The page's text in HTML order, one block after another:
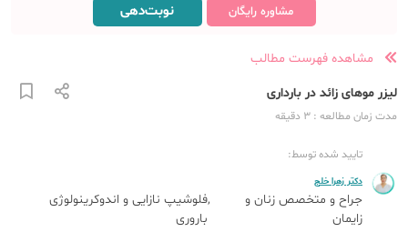
مشاوره رایگان نوبت‌دهی
مشاهده فهرست مطالب
لیزر موهای زائد در بارداری
مدت زمان مطالعه : 3 دقیقه
تایید شده توسط:
دکتر زهرا خلج
جراح و متخصص زنان و
زایمان
فلوشیپ نازایی و اندوکرینولوژی
باروری